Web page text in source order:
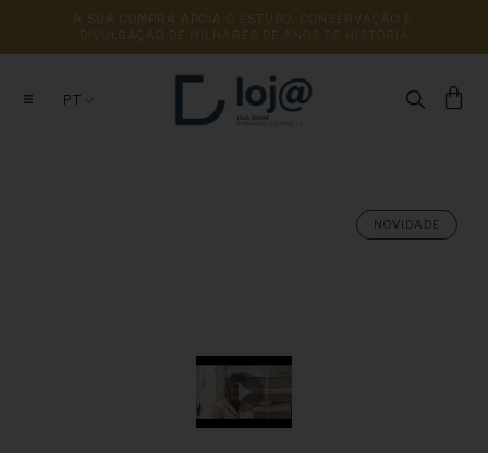
A SUA COMPRA APOIA O ESTUDO, CONSERVAÇÃO E
DIVULGAÇÃO DE MILHARES DE ANOS DE HISTÓRIA
PT
NOVIDADE